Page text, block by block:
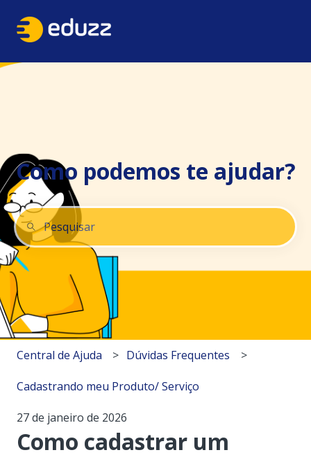
Como podemos te ajudar?
Não há sugestões porque o campo de pesquisa está
Central de Ajuda Dúvidas Frequentes
Cadastrando meu Produto/ Serviço
27 de janeiro de 2026
Como cadastrar um